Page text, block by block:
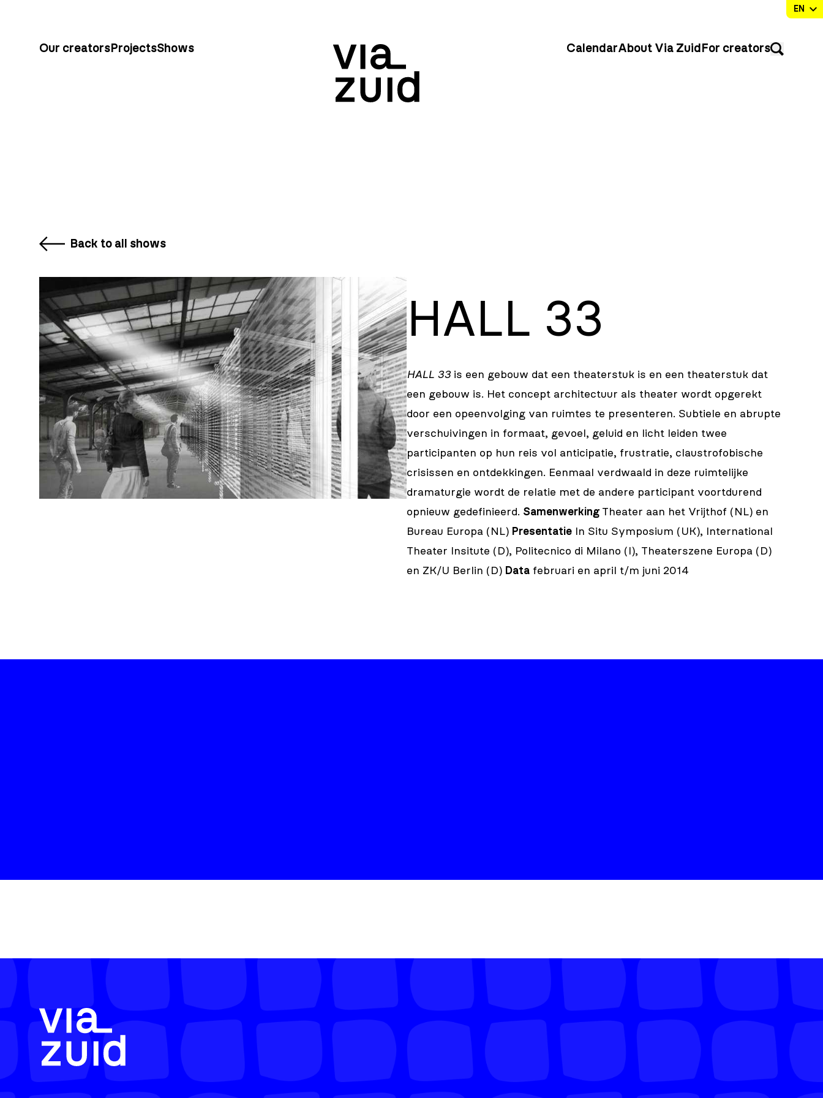
Our creators ProjectsShows CalendarAbout Via Zuid For creators
Back to all shows
HALL 33
HALL 33is een gebouw dat een theaterstuk is en een theaterstuk dat
een gebouw is. Het concept architectuur als theater wordt opgerekt
door een opeenvolging van ruimtes te presenteren. Subtiele en abrupte
verschuivingen in formaat, gevoel, geluid en licht leiden twee
participanten op hun reis vol anticipatie, frustratie, claustrofobische
crisissen en ontdekkingen. Eenmaal verdwaald in deze ruimtelijke
dramaturgie wordt de relatie met de andere participant voortdurend
opnieuw gedefinieerd. Samenwerking Theater aan het Vrijthof (NL) en
Bureau Europa (NL) Presentatie In Situ Symposium (UK), International
Theater Insitute (D), Politecnico di Milano (I), Theaterszene Europa (D)
en ZK/U Berlin (D) Data februari en april t/m juni 2014